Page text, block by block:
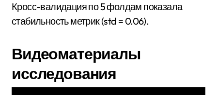
Кросс-валидация по 5 фолдам показала
стабильность метрик (std = 0.06).
Видеоматериалы
исследования